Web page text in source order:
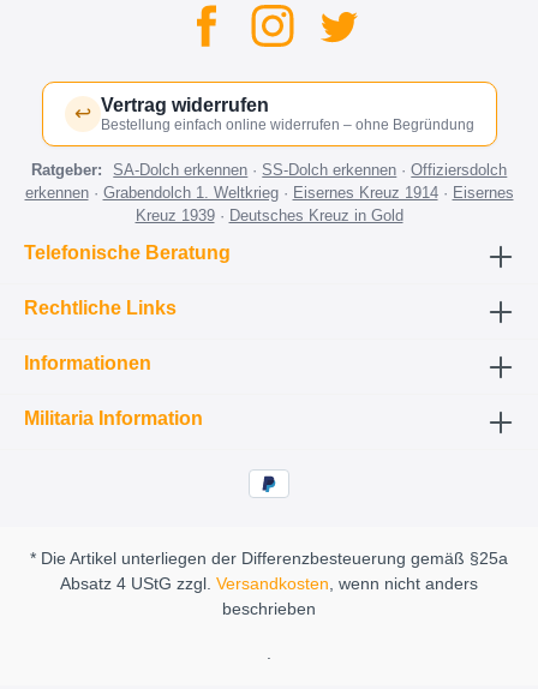
↩ Vertrag widerrufen
Bestellung einfach online widerrufen – ohne Begründung
Ratgeber: SA-Dolch erkennen ·SS-Dolch erkennen ·Offiziersdolch
erkennen· Grabendolch 1. Weltkrieg· Eisernes Kreuz 1914· Eisernes
Kreuz 1939· Deutsches Kreuz in Gold
Telefonische Beratung
Rechtliche Links
Informationen
Militaria Information
* Die Artikel unterliegen der Differenzbesteuerung gemäß §25a
Absatz 4 UStG zzgl. Versandkosten, wenn nicht anders
beschrieben
.